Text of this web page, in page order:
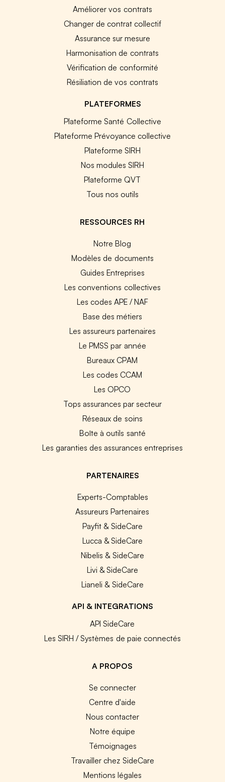
Améliorer vos contrats
Changer de contrat collectif
Assurance sur mesure
Harmonisation de contrats
Vérification de conformité
Résiliation de vos contrats
PLATEFORMES
Plateforme Santé Collective
Plateforme Prévoyance collective
Plateforme SIRH
Nos modules SIRH
Plateforme QVT
Tous nos outils
RESSOURCES RH
Notre Blog
Modèles de documents
Guides Entreprises
Les conventions collectives
Les codes APE / NAF
Base des métiers
Les assureurs partenaires
Le PMSS par année
Bureaux CPAM
Les codes CCAM
Les OPCO
Tops assurances par secteur
Réseaux de soins
Boîte à outils santé
Les garanties des assurances entreprises
PARTENAIRES
Experts-Comptables
Assureurs Partenaires
Payfit & SideCare
Lucca & SideCare
Nibelis & SideCare
Livi & SideCare
Lianeli & SideCare
API & INTEGRATIONS
API SideCare
Les SIRH / Systèmes de paie connectés
A PROPOS
Se connecter
Centre d'aide
Nous contacter
Notre équipe
Témoignages
Travailler chez SideCare
Mentions légales